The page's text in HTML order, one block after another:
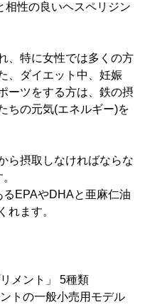
相性の良いヘスペリジン
、特に女性では多くの方
、ダイエット中、妊娠
ーツをする方は、鉄の摂
ちの元気(エネルギー)を
ら摂取しなければならな
EPAやDHAと亜麻仁油
れます。
メント」 5種類
トの一般小売用モデル